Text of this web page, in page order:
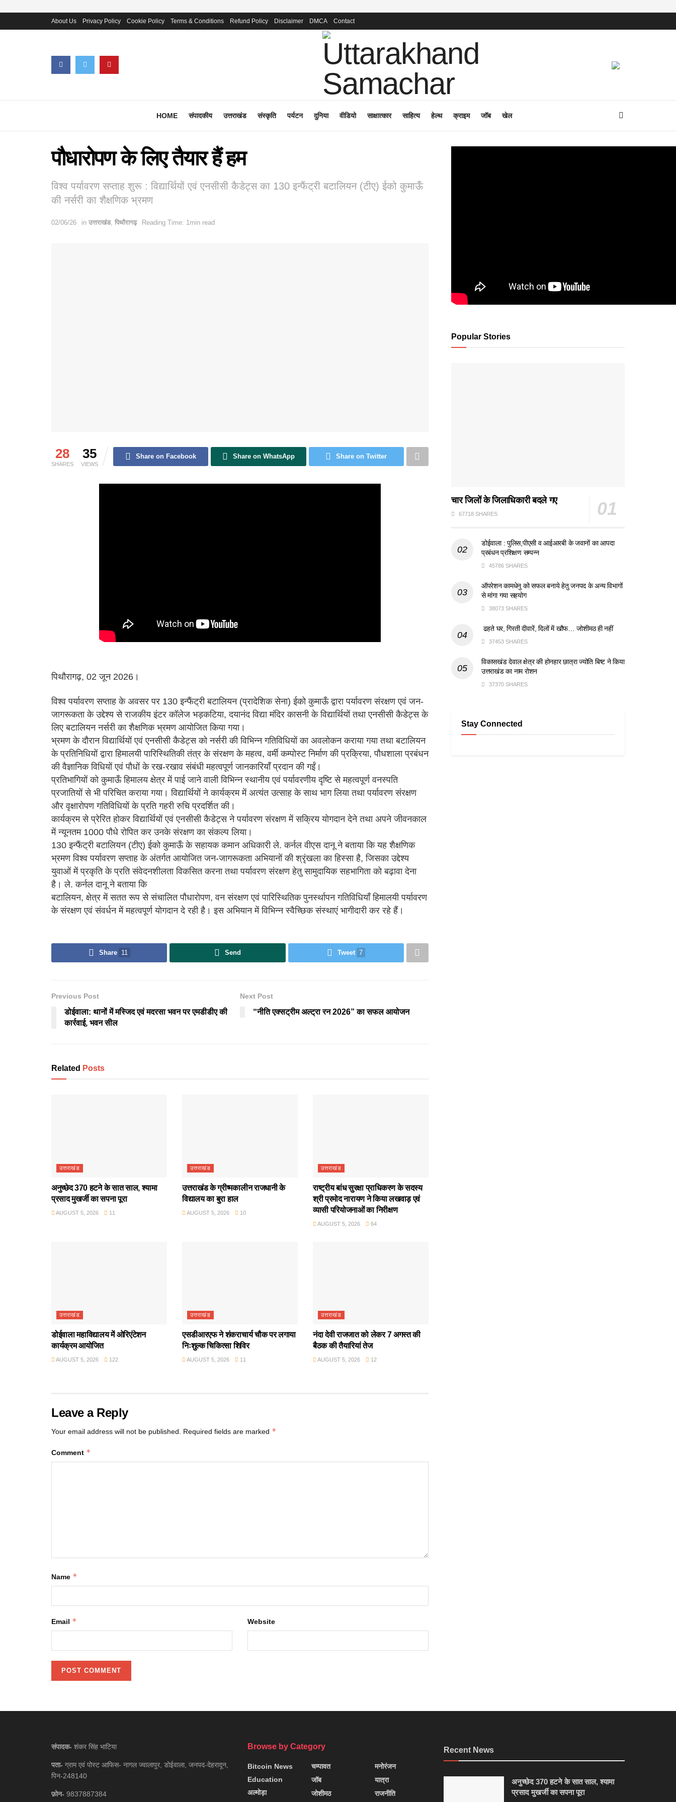
About Us Privacy Policy Cookie Policy Terms & Conditions Refund Policy Disclaimer DMCA Contact
HOME संपादकीय उत्तराखंड संस्कृति पर्यटन दुनिया वीडियो साक्षात्कार साहित्य हेल्थ क्राइम जॉब खेल
पौधारोपण के लिए तैयार हैं हम
विश्व पर्यावरण सप्ताह शुरू : विद्यार्थियों एवं एनसीसी कैडेट्स का 130 इन्फैंट्री बटालियन (टीए) ईको कुमाऊँ
की नर्सरी का शैक्षणिक भ्रमण
02/06/26 in उत्तराखंड, पिथौरागढ़ Reading Time: 1min read
28
SHARES
35
VIEWS
Share on Facebook Share on WhatsApp Share on Twitter
पिथौरागढ़, 02 जून 2026।
विश्व पर्यावरण सप्ताह के अवसर पर 130 इन्फैंट्री बटालियन (प्रादेशिक सेना) ईको कुमाऊँ द्वारा पर्यावरण संरक्षण एवं जन-
जागरूकता के उद्देश्य से राजकीय इंटर कॉलेज भड़कटिया, दयानंद विद्या मंदिर कासनी के विद्यार्थियों तथा एनसीसी कैडेट्स के
लिए बटालियन नर्सरी का शैक्षणिक भ्रमण आयोजित किया गया।
भ्रमण के दौरान विद्यार्थियों एवं एनसीसी कैडेट्स को नर्सरी की विभिन्न गतिविधियों का अवलोकन कराया गया तथा बटालियन
के प्रतिनिधियों द्वारा हिमालयी पारिस्थितिकी तंत्र के संरक्षण के महत्व, वर्मी कम्पोस्ट निर्माण की प्रक्रिया, पौधशाला प्रबंधन
की वैज्ञानिक विधियों एवं पौधों के रख-रखाव संबंधी महत्वपूर्ण जानकारियाँ प्रदान की गईं।
प्रतिभागियों को कुमाऊँ हिमालय क्षेत्र में पाई जाने वाली विभिन्न स्थानीय एवं पर्यावरणीय दृष्टि से महत्वपूर्ण वनस्पति
प्रजातियों से भी परिचित कराया गया। विद्यार्थियों ने कार्यक्रम में अत्यंत उत्साह के साथ भाग लिया तथा पर्यावरण संरक्षण
और वृक्षारोपण गतिविधियों के प्रति गहरी रुचि प्रदर्शित की।
कार्यक्रम से प्रेरित होकर विद्यार्थियों एवं एनसीसी कैडेट्स ने पर्यावरण संरक्षण में सक्रिय योगदान देने तथा अपने जीवनकाल
में न्यूनतम 1000 पौधे रोपित कर उनके संरक्षण का संकल्प लिया।
130 इन्फैंट्री बटालियन (टीए) ईको कुमाऊँ के सहायक कमान अधिकारी ले. कर्नल वीएस दानू ने बताया कि यह शैक्षणिक
भ्रमण विश्व पर्यावरण सप्ताह के अंतर्गत आयोजित जन-जागरूकता अभियानों की श्रृंखला का हिस्सा है, जिसका उद्देश्य
युवाओं में प्रकृति के प्रति संवेदनशीलता विकसित करना तथा पर्यावरण संरक्षण हेतु सामुदायिक सहभागिता को बढ़ावा देना
है। ले. कर्नल दानू ने बताया कि
बटालियन, क्षेत्र में सतत रूप से संचालित पौधारोपण, वन संरक्षण एवं पारिस्थितिक पुनर्स्थापन गतिविधियाँ हिमालयी पर्यावरण
के संरक्षण एवं संवर्धन में महत्वपूर्ण योगदान दे रही है। इस अभियान में विभिन्न स्वैच्छिक संस्थाएं भागीदारी कर रहे हैं।
Share 11 Send Tweet 7
Previous Post
डोईवाला: थानों में मस्जिद एवं मदरसा भवन पर एमडीडीए की
कार्रवाई, भवन सील
Next Post
“नीति एक्सट्रीम अल्ट्रा रन 2026” का सफल आयोजन
Related Posts
उत्तराखंड
अनुच्छेद 370 हटने के सात साल, श्यामा
प्रसाद मुखर्जी का सपना पूरा
AUGUST 5, 2026 11
उत्तराखंड
उत्तराखंड के ग्रीष्मकालीन राजधानी के
विद्यालय का बुरा हाल
AUGUST 5, 2026 10
उत्तराखंड
राष्ट्रीय बांध सुरक्षा प्राधिकरण के सदस्य
श्री प्रमोद नारायण ने किया लखवाड़ एवं
व्यासी परियोजनाओं का निरीक्षण
AUGUST 5, 2026 64
उत्तराखंड
डोईवाला महाविद्यालय में ओरिएंटेशन
कार्यक्रम आयोजित
AUGUST 5, 2026 122
उत्तराखंड
एसडीआरएफ ने शंकराचार्य चौक पर लगाया
निःशुल्क चिकित्सा शिविर
AUGUST 5, 2026 11
उत्तराखंड
नंदा देवी राजजात को लेकर 7 अगस्त की
बैठक की तैयारियां तेज
AUGUST 5, 2026 12
Leave a Reply
Your email address will not be published. Required fields are marked *
Comment *
Name *
Email * Website
Popular Stories
चार जिलों के जिलाधिकारी बदले गए
67718 SHARES
डोईवाला : पुलिस,पीएसी व आईआरबी के जवानों का आपदा
प्रबंधन प्रशिक्षण सम्पन्न
45786 SHARES
ऑपरेशन कामधेनु को सफल बनाये हेतु जनपद के अन्य विभागों
से मांगा गया सहयोग
38073 SHARES
ढहते घर, गिरती दीवारें, दिलों में खौफ… जोशीमठ ही नहीं
37453 SHARES
विकासखंड देवाल क्षेत्र की होनहार छात्रा ज्योति बिष्ट ने किया
उत्तराखंड का नाम रोशन
37370 SHARES
Stay Connected
संपादक- शंकर सिंह भाटिया
पता- ग्राम एवं पोस्ट आफिस- नागल ज्वालापुर, डोईवाला, जनपद-देहरादून,
पिन-248140
फ़ोन- 9837887384
Browse by Category
Bitcoin News
Education
अल्मोड़ा
चम्पावत
जॉब
जोशीमठ
मनोरंजन
यात्रा
राजनीति
Recent News
अनुच्छेद 370 हटने के सात साल, श्यामा
प्रसाद मुखर्जी का सपना पूरा